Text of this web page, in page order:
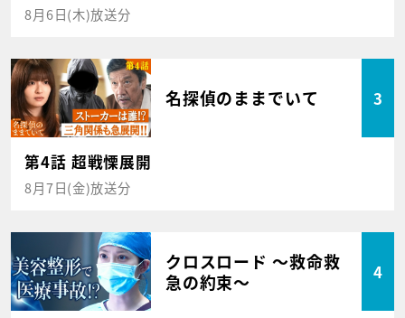
8月6日(木)放送分
名探偵のままでいて 3
第4話 超戦慄展開
8月7日(金)放送分
クロスロード ～救命救
急の約束～
4